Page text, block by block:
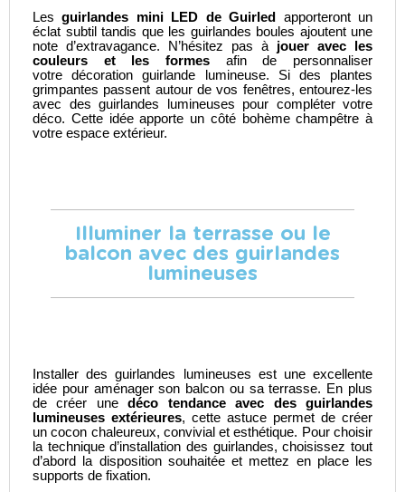
Lesguirlandes mini LED de Guirled
apporteront un
éclat subtil tandis que les guirlandes boules ajoutent une
note d’extravagance. N’hésitez pas à jouer avec les
couleurs et les formes afin de personnaliser
votre
décoration guirlande lumineuse. Si des plantes
grimpantes passent autour de vos fenêtres, entourez-les
avec des guirlandes lumineuses pour compléter votre
déco. Cette idée apporte un côté bohème champêtre à
votre espace extérieur.
Illuminer la terrasse ou le
balcon avec des guirlandes
lumineuses
Installer des guirlandes lumineuses est une excellente
idée pour aménager son balcon ou sa terrasse. En plus
de créer unedéco tendance avec des guirlandes
lumineuses extérieures, cette astuce permet de créer
un cocon chaleureux, convivial et esthétique. Pour choisir
la technique d’installation des guirlandes, choisissez tout
d’abord la disposition souhaitée et mettez en place les
supports de fixation.